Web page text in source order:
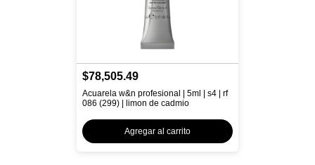
$78,505.49
Acuarela w&n profesional | 5ml | s4 | rf
086 (299) | limon de cadmio
Agregar al carrito